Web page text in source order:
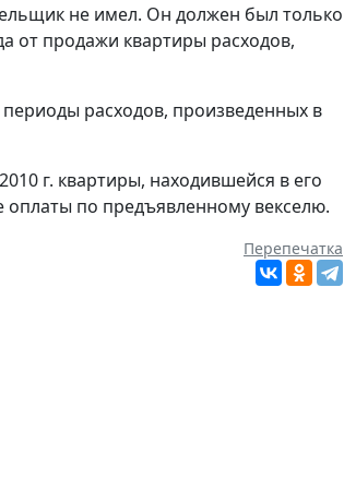
не имел. Он должен был только
от продажи квартиры расходов,
расходов, произведенных в
г. квартиры, находившейся в его
оплаты по предъявленному векселю.
Перепечатка